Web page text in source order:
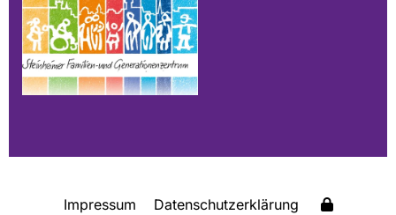
Impressum Datenschutzerklärung